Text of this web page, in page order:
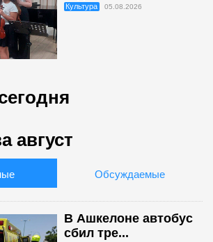
Культура 05.08.2026
август
Обсуждаемые
В Ашкелоне автобус
сбил тре...